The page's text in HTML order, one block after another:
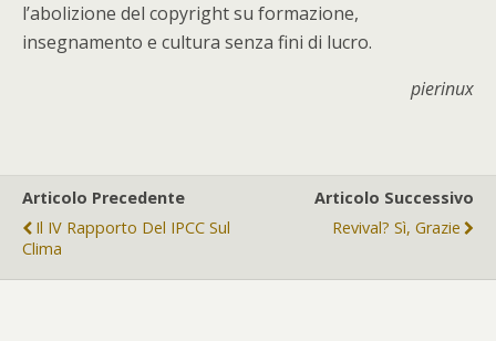
l’abolizione del copyright su formazione,
insegnamento e cultura senza fini di lucro.
pierinux
Articolo Precedente
Il IV Rapporto Del IPCC Sul
Clima
Articolo Successivo
Revival? Sì, Grazie